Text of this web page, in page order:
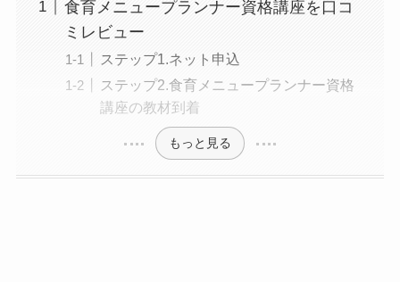
食育メニュープランナー資格講座を口コ
ミレビュー
ステップ1.ネット申込
ステップ2.食育メニュープランナー資格
講座の教材到着
もっと見る